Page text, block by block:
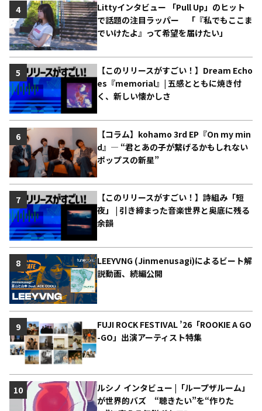
Littyインタビュー 「Pull Up」のヒット
で話題の注目ラッパー 「『私でもここま
でいけたよ』って希望を届けたい」
4
【このリリースがすごい！】Dream Echo
es『memorial』| 五感とともに焼き付
く、新しい懐かしさ
5
【コラム】kohamo 3rd EP『On my min
d』― “君とあの子が繋げるかもしれない
ポップスの新星”
6
【このリリースがすごい！】詩組み「短
夜」 | 引き締まった音楽世界と奥底に残る
余韻
7
LEEYVNG (Jinmenusagi)によるビート解
説動画、続編公開
8
FUJI ROCK FESTIVAL ’26「ROOKIE A GO
-GO」出演アーティスト特集
9
ルシノ インタビュー |「ループザルーム」
が世界的バズ “聴きたい”を“作りた
10